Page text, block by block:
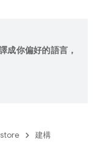
成你偏好的語言，
建構